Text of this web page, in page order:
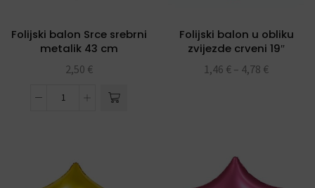
Folijski balon Srce srebrni
metalik 43 cm
2,50 €
Folijski balon u obliku
zvijezde crveni 19″
1,46 € – 4,78 €